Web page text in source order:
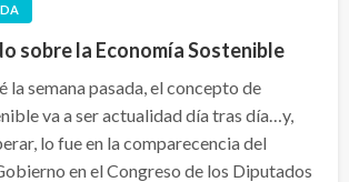
sobre la Economía Sostenible
la semana pasada, el concepto de
va a ser actualidad día tras día…y,
lo fue en la comparecencia del
en el Congreso de los Diputados